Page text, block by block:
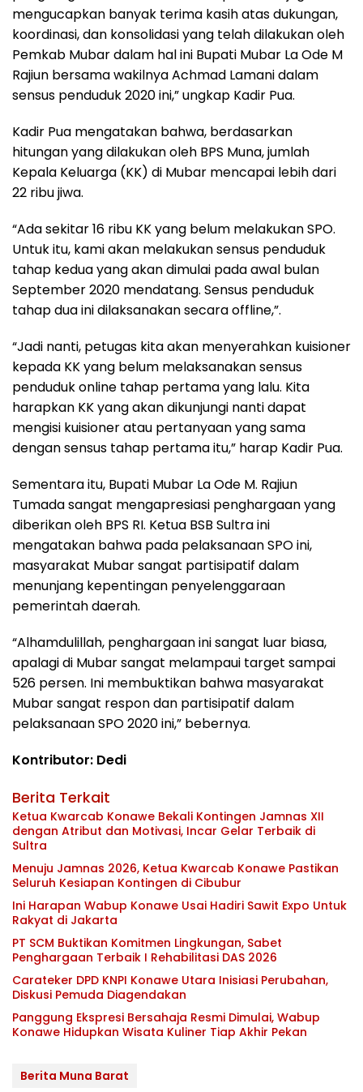
mengucapkan banyak terima kasih atas dukungan,
koordinasi, dan konsolidasi yang telah dilakukan oleh
Pemkab Mubar dalam hal ini Bupati Mubar La Ode M
Rajiun bersama wakilnya Achmad Lamani dalam
sensus penduduk 2020 ini,” ungkap Kadir Pua.
Kadir Pua mengatakan bahwa, berdasarkan
hitungan yang dilakukan oleh BPS Muna, jumlah
Kepala Keluarga (KK) di Mubar mencapai lebih dari
22 ribu jiwa.
“Ada sekitar 16 ribu KK yang belum melakukan SPO.
Untuk itu, kami akan melakukan sensus penduduk
tahap kedua yang akan dimulai pada awal bulan
September 2020 mendatang. Sensus penduduk
tahap dua ini dilaksanakan secara offline,”.
“Jadi nanti, petugas kita akan menyerahkan kuisioner
kepada KK yang belum melaksanakan sensus
penduduk online tahap pertama yang lalu. Kita
harapkan KK yang akan dikunjungi nanti dapat
mengisi kuisioner atau pertanyaan yang sama
dengan sensus tahap pertama itu,” harap Kadir Pua.
Sementara itu, Bupati Mubar La Ode M. Rajiun
Tumada sangat mengapresiasi penghargaan yang
diberikan oleh BPS RI. Ketua BSB Sultra ini
mengatakan bahwa pada pelaksanaan SPO ini,
masyarakat Mubar sangat partisipatif dalam
menunjang kepentingan penyelenggaraan
pemerintah daerah.
“Alhamdulillah, penghargaan ini sangat luar biasa,
apalagi di Mubar sangat melampaui target sampai
526 persen. Ini membuktikan bahwa masyarakat
Mubar sangat respon dan partisipatif dalam
pelaksanaan SPO 2020 ini,” bebernya.
Kontributor: Dedi
Berita Terkait
Ketua Kwarcab Konawe Bekali Kontingen Jamnas XII
dengan Atribut dan Motivasi, Incar Gelar Terbaik di
Sultra
Menuju Jamnas 2026, Ketua Kwarcab Konawe Pastikan
Seluruh Kesiapan Kontingen di Cibubur
Ini Harapan Wabup Konawe Usai Hadiri Sawit Expo Untuk
Rakyat di Jakarta
PT SCM Buktikan Komitmen Lingkungan, Sabet
Penghargaan Terbaik I Rehabilitasi DAS 2026
Carateker DPD KNPI Konawe Utara Inisiasi Perubahan,
Diskusi Pemuda Diagendakan
Panggung Ekspresi Bersahaja Resmi Dimulai, Wabup
Konawe Hidupkan Wisata Kuliner Tiap Akhir Pekan
Berita Muna Barat